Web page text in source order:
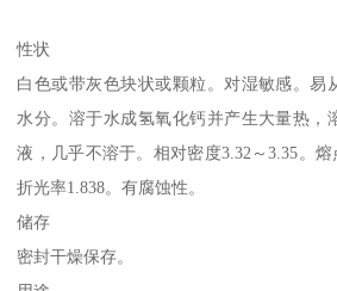
性状
白色或带灰色块状或颗粒。对湿敏感。易
水分。溶于水成氢氧化钙并产生大量热，
液，几乎不溶于。相对密度3.32～3.35。
折光率1.838。有腐蚀性。
储存
密封干燥保存。